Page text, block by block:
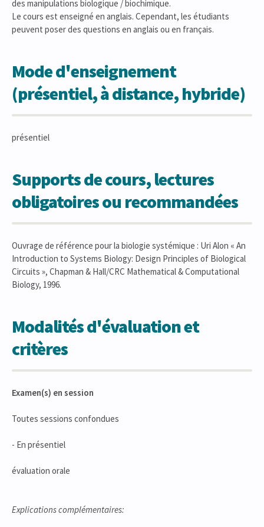
des manipulations biologique / biochimique.
Le cours est enseigné en anglais. Cependant, les étudiants
peuvent poser des questions en anglais ou en français.
Mode d'enseignement
(présentiel, à distance, hybride)
présentiel
Supports de cours, lectures
obligatoires ou recommandées
Ouvrage de référence pour la biologie systémique : Uri Alon « An
Introduction to Systems Biology: Design Principles of Biological
Circuits », Chapman & Hall/CRC Mathematical & Computational
Biology, 1996.
Modalités d'évaluation et
critères
Examen(s) en session
Toutes sessions confondues
- En présentiel
évaluation orale
Explications complémentaires: